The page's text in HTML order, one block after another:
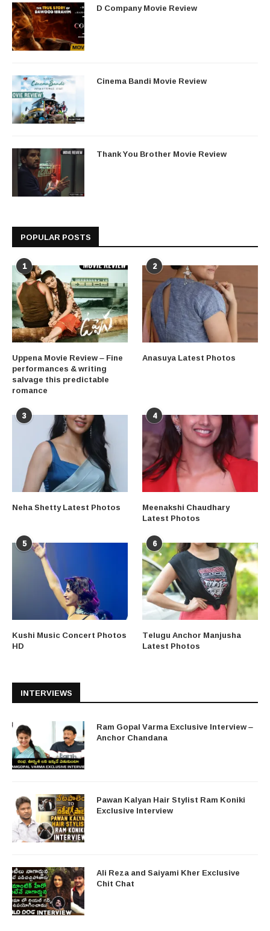
D Company Movie Review
Cinema Bandi Movie Review
Thank You Brother Movie Review
POPULAR POSTS
1
Uppena Movie Review – Fine
performances & writing
salvage this predictable
romance
2
Anasuya Latest Photos
3
Neha Shetty Latest Photos
4
Meenakshi Chaudhary
Latest Photos
5
Kushi Music Concert Photos
HD
6
Telugu Anchor Manjusha
Latest Photos
INTERVIEWS
Ram Gopal Varma Exclusive Interview –
Anchor Chandana
Pawan Kalyan Hair Stylist Ram Koniki
Exclusive Interview
Ali Reza and Saiyami Kher Exclusive
Chit Chat